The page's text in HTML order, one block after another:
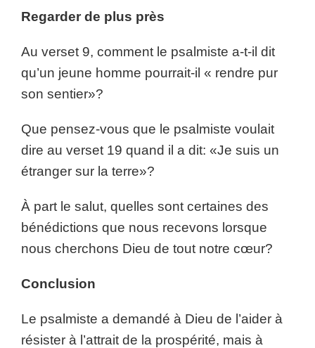
Regarder de plus près
Au verset 9, comment le psalmiste a-t-il dit
qu’un jeune homme pourrait-il « rendre pur
son sentier»?
Que pensez-vous que le psalmiste voulait
dire au verset 19 quand il a dit: «Je suis un
étranger sur la terre»?
À part le salut, quelles sont certaines des
bénédictions que nous recevons lorsque
nous cherchons Dieu de tout notre cœur?
Conclusion
Le psalmiste a demandé à Dieu de l’aider à
résister à l’attrait de la prospérité, mais à